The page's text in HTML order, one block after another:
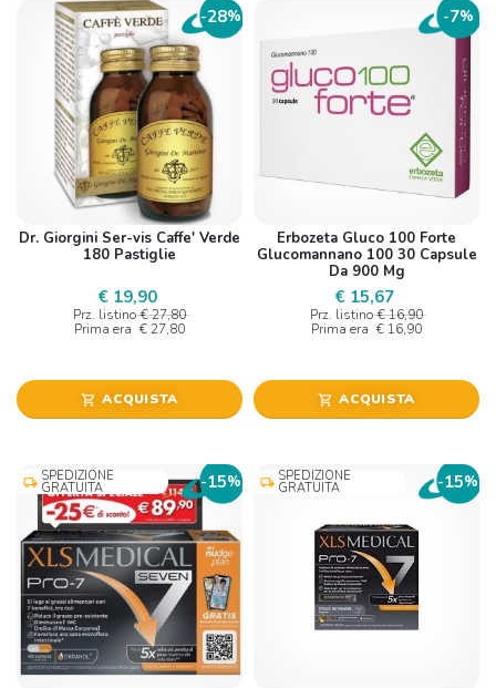
-28%
Dr. Giorgini Ser-vis Caffe' Verde
180 Pastiglie
€ 19,90
Prz. listino € 27,80
Prima era € 27,80
shopping_cart ACQUISTA
-7%
Erbozeta Gluco 100 Forte
Glucomannano 100 30 Capsule
Da 900 Mg
€ 15,67
Prz. listino € 16,90
Prima era € 16,90
shopping_cart ACQUISTA
local_shipping SPEDIZIONE
GRATUITA -15% local_shipping SPEDIZIONE
GRATUITA -15%